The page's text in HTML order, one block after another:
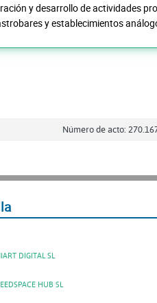
y desarrollo de actividades
y establecimientos
Número de acto:
DIGITAL SL
HUB SL